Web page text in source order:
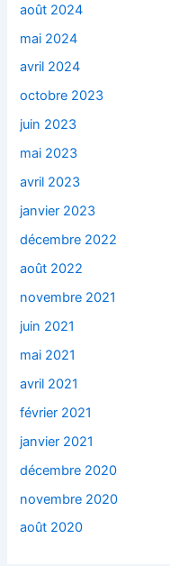
août 2024
mai 2024
avril 2024
octobre 2023
juin 2023
mai 2023
avril 2023
janvier 2023
décembre 2022
août 2022
novembre 2021
juin 2021
mai 2021
avril 2021
février 2021
janvier 2021
décembre 2020
novembre 2020
août 2020